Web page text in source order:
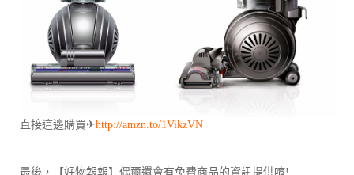
直接這邊購買✈http://amzn.to/1VikzVN
最後，【好物報報】偶爾還會有免費商品的資訊提供唷!